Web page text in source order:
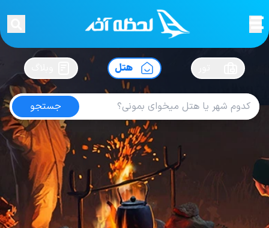
لحظه آخرسفرت رو بساز !
هتل
جستجو
هتل های رم
4.3 از5| از107 کاربر
لحظه آخر هتل های ایتالیا هتل های رم
Hotel Evas Rooms